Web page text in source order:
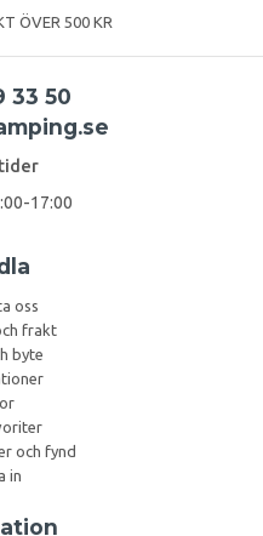
ÖVER 500 KR
33 50
17:00
oss
frakt
byte
och fynd
in